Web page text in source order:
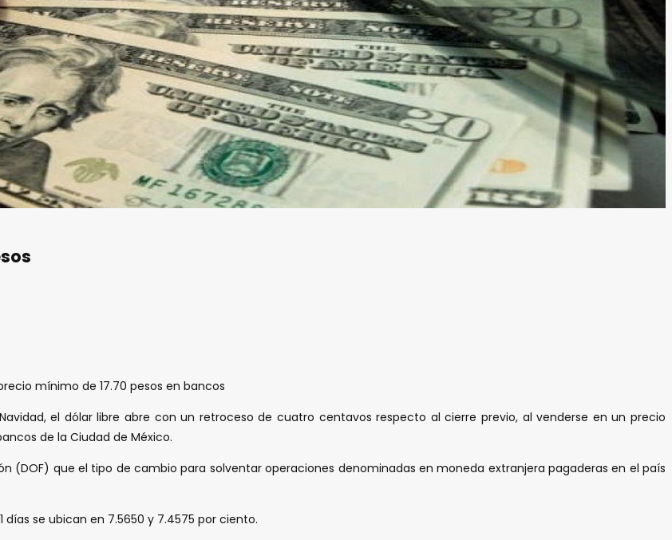
mínimo de 17.70 pesos en bancos
el dólar libre abre con un retroceso de cuatro centavos respecto al cierre previo, al venderse en un precio
de la Ciudad de México.
(DOF) que el tipo de cambio para solventar operaciones denominadas en moneda extranjera pagaderas en el país
días se ubican en 7.5650 y 7.4575 por ciento.